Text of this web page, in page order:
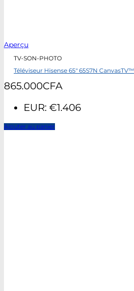
Aperçu
TV-SON-PHOTO
Téléviseur Hisense 65″ 65S7N
865.000CFA
EUR: €1.406
Ajouter au panier